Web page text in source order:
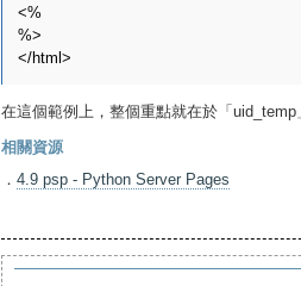
<%
%>
在這個範例上，整個重點就在於「
相關資源
． 4.9 psp - Python Server Pages